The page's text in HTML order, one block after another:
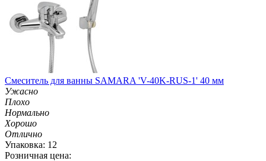
Смеситель для ванны SAMARA 'V-40K-RUS-1' 40 мм
Ужасно
Плохо
Нормально
Хорошо
Отлично
Упаковка: 12
Розничная цена: